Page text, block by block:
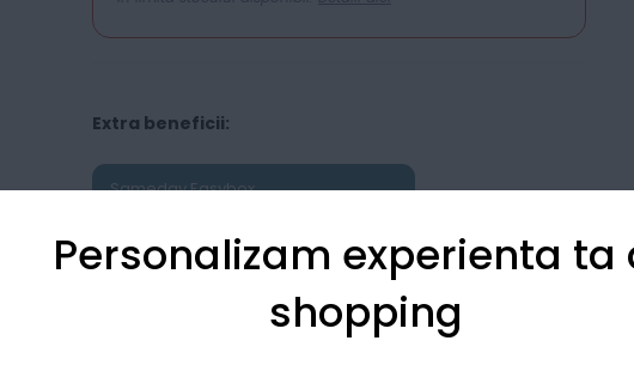
Personalizam experienta ta
shopping
Extra beneficii:
Sameday Easybox